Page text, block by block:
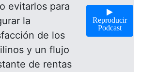
evitarlos para
la
de los
y un flujo
de rentas
Reproducir
Podcast